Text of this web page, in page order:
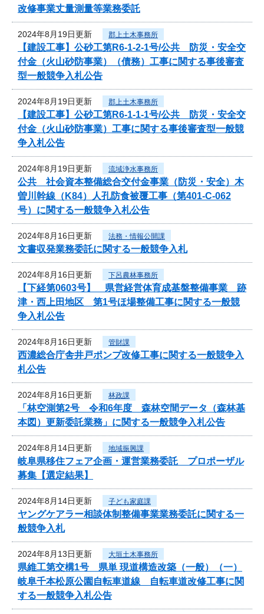
改修事業丈量測量等業務委託
2024年8月19日更新 郡上土木事務所
【建設工事】公砂工第R6-1-2-1号/公共 防災・安全交
付金（火山砂防事業）（債務）工事に関する事後審査
型一般競争入札公告
2024年8月19日更新 郡上土木事務所
【建設工事】公砂工第R6-1-1-1号/公共 防災・安全交
付金（火山砂防事業）工事に関する事後審査型一般競
争入札公告
2024年8月19日更新 流域浄水事務所
公共 社会資本整備総合交付金事業（防災・安全）木
曽川幹線（K84）人孔防食被覆工事（第401-C-062
号）に関する一般競争入札公告
2024年8月16日更新 法務・情報公開課
文書収発業務委託に関する一般競争入札
2024年8月16日更新 下呂農林事務所
【下経第0603号】 県営経営体育成基盤整備事業 跡
津・西上田地区 第1号ほ場整備工事に関する一般競
争入札公告
2024年8月16日更新 管財課
西濃総合庁舎井戸ポンプ改修工事に関する一般競争入
札公告
2024年8月16日更新 林政課
「林空測第2号 令和6年度 森林空間データ（森林基
本図）更新委託業務」に関する一般競争入札公告
2024年8月14日更新 地域振興課
岐阜県移住フェア企画・運営業務委託 プロポーザル
募集【選定結果】
2024年8月14日更新 子ども家庭課
ヤングケアラー相談体制整備事業業務委託に関する一
般競争入札
2024年8月13日更新 大垣土木事務所
県維工第交構1号 県単 現道構造改築（一般）（一）
岐阜千本松原公園自転車道線 自転車道改修工事に関
する一般競争入札公告